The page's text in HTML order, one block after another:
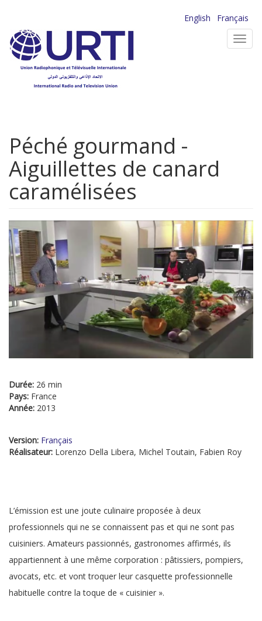
contenu
principal
English
Français
Péché gourmand -
Aiguillettes de canard
caramélisées
Durée: 26 min
Pays: France
Année: 2013
Version: Français
Réalisateur: Lorenzo Della Libera, Michel Toutain, Fabien Roy
L’émission est une joute culinaire proposée à deux
professionnels qui ne se connaissent pas et qui ne sont pas
cuisiniers. Amateurs passionnés, gastronomes affirmés, ils
appartiennent à une même corporation : pâtissiers, pompiers,
avocats, etc. et vont troquer leur casquette professionnelle
habituelle contre la toque de « cuisinier ».